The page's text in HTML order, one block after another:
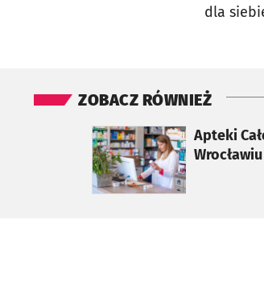
dla
ZOBACZ RÓWNIEŻ
Apteki
otworzy się w nowej karcie